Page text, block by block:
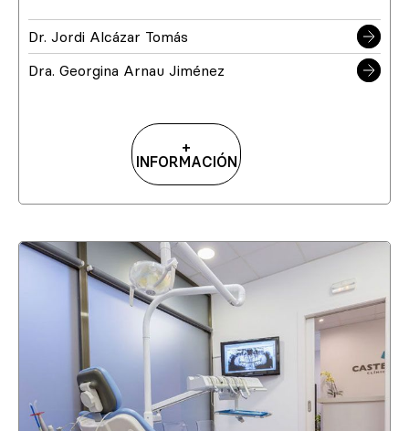
Dr. Jordi Alcázar Tomás
Dra. Georgina Arnau Jiménez
+
INFORMACIÓN